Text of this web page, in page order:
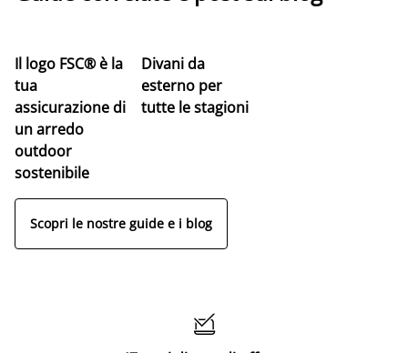
Il logo FSC® è la
tua
assicurazione di
un arredo
outdoor
sostenibile
Divani da
esterno per
tutte le stagioni
Scopri le nostre guide e i blog
